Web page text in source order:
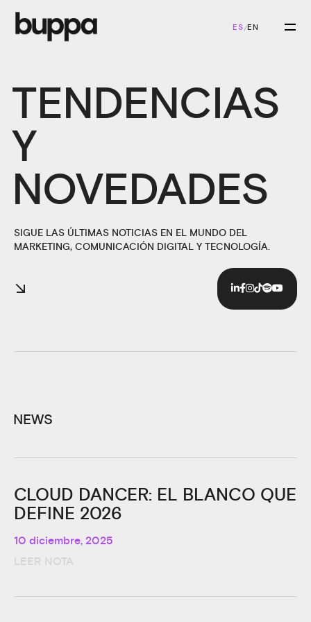
ES/EN
TENDENCIAS
Y
NOVEDADES
SIGUE LAS ÚLTIMAS NOTICIAS EN EL MUNDO DEL
MARKETING, COMUNICACIÓN DIGITAL Y TECNOLOGÍA.
NEWS
CLOUD DANCER: EL BLANCO QUE
DEFINE 2026
10 diciembre, 2025
LEER NOTA